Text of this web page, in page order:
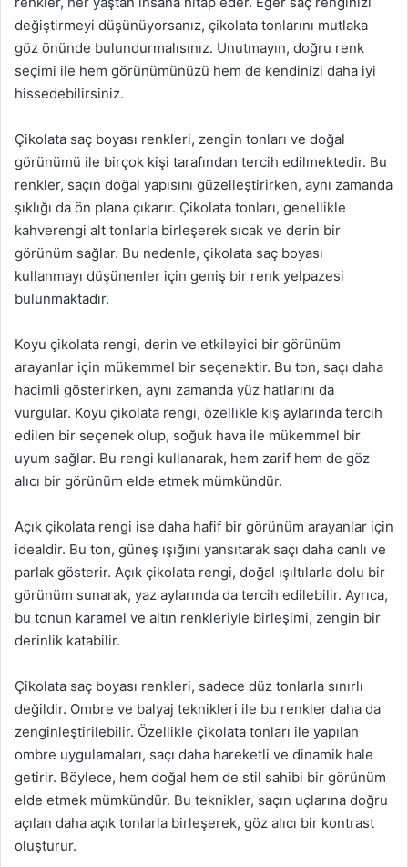
değiştirmeyi düşünüyorsanız, çikolata tonlarını mutlaka
göz önünde bulundurmalısınız. Unutmayın, doğru renk
seçimi ile hem görünümünüzü hem de kendinizi daha iyi
hissedebilirsiniz.
Çikolata saç boyası renkleri, zengin tonları ve doğal
görünümü ile birçok kişi tarafından tercih edilmektedir. Bu
renkler, saçın doğal yapısını güzelleştirirken, aynı zamanda
şıklığı da ön plana çıkarır. Çikolata tonları, genellikle
kahverengi alt tonlarla birleşerek sıcak ve derin bir
görünüm sağlar. Bu nedenle, çikolata saç boyası
kullanmayı düşünenler için geniş bir renk yelpazesi
bulunmaktadır.
Koyu çikolata rengi, derin ve etkileyici bir görünüm
arayanlar için mükemmel bir seçenektir. Bu ton, saçı daha
hacimli gösterirken, aynı zamanda yüz hatlarını da
vurgular. Koyu çikolata rengi, özellikle kış aylarında tercih
edilen bir seçenek olup, soğuk hava ile mükemmel bir
uyum sağlar. Bu rengi kullanarak, hem zarif hem de göz
alıcı bir görünüm elde etmek mümkündür.
Açık çikolata rengi ise daha hafif bir görünüm arayanlar için
idealdir. Bu ton, güneş ışığını yansıtarak saçı daha canlı ve
parlak gösterir. Açık çikolata rengi, doğal ışıltılarla dolu bir
görünüm sunarak, yaz aylarında da tercih edilebilir. Ayrıca,
bu tonun karamel ve altın renkleriyle birleşimi, zengin bir
derinlik katabilir.
Çikolata saç boyası renkleri, sadece düz tonlarla sınırlı
değildir. Ombre ve balyaj teknikleri ile bu renkler daha da
zenginleştirilebilir. Özellikle çikolata tonları ile yapılan
ombre uygulamaları, saçı daha hareketli ve dinamik hale
getirir. Böylece, hem doğal hem de stil sahibi bir görünüm
elde etmek mümkündür. Bu teknikler, saçın uçlarına doğru
açılan daha açık tonlarla birleşerek, göz alıcı bir kontrast
oluşturur.